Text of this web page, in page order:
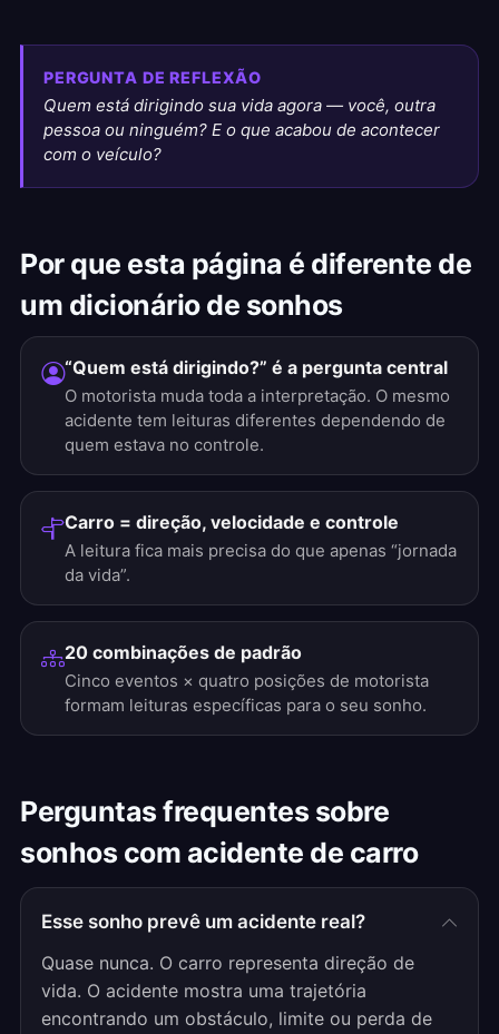
PERGUNTA DE REFLEXÃO
Quem está dirigindo sua vida agora — você, outra
pessoa ou ninguém? E o que acabou de acontecer
com o veículo?
Por que esta página é diferente de
um dicionário de sonhos
“Quem está dirigindo?” é a pergunta central
O motorista muda toda a interpretação. O mesmo
acidente tem leituras diferentes dependendo de
quem estava no controle.
Carro = direção, velocidade e controle
A leitura fica mais precisa do que apenas “jornada
da vida”.
20 combinações de padrão
Cinco eventos × quatro posições de motorista
formam leituras específicas para o seu sonho.
Perguntas frequentes sobre
sonhos com acidente de carro
Esse sonho prevê um acidente real?
Quase nunca. O carro representa direção de
vida. O acidente mostra uma trajetória
encontrando um obstáculo, limite ou perda de